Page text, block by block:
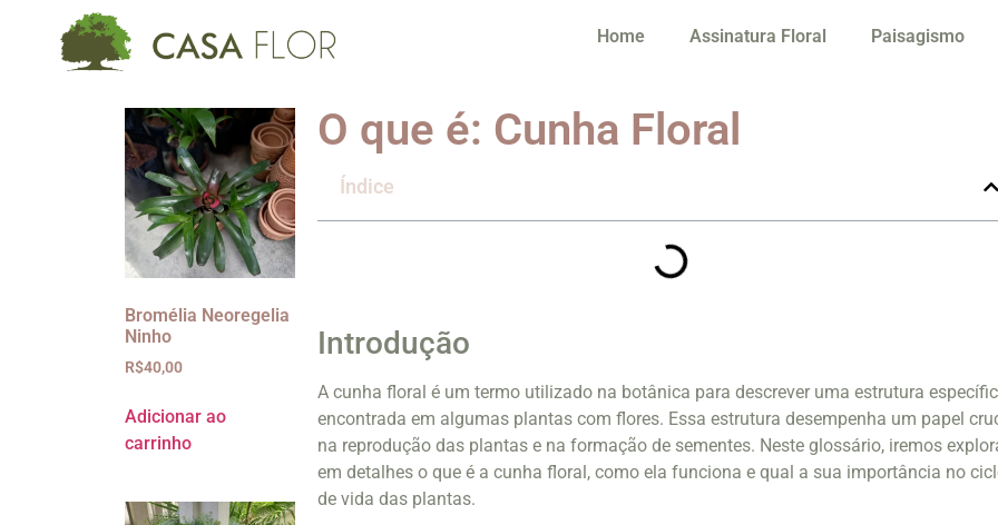
Home Assinatura Floral Paisagismo
Bromélia Neoregelia
Ninho
R$40,00
Adicionar ao
carrinho
O que é: Cunha Floral
Índice
Introdução
A cunha floral é um termo utilizado na botânica para descrever uma estrutura
encontrada em algumas plantas com flores. Essa estrutura desempenha um papel
na reprodução das plantas e na formação de sementes. Neste glossário, iremos
em detalhes o que é a cunha floral, como ela funciona e qual a sua importância no
de vida das plantas.